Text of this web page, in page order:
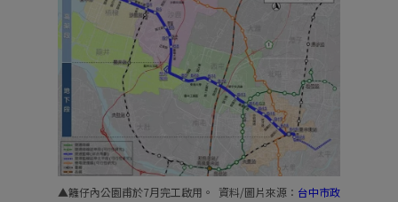
▲籬仔內公園甫於7月完工啟用。 資料/圖片來源 ： 台中市政